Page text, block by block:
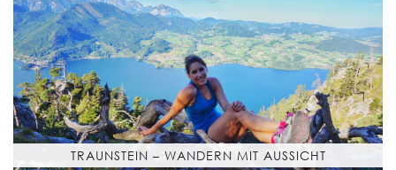
TRAUNSTEIN – WANDERN MIT AUSSICHT